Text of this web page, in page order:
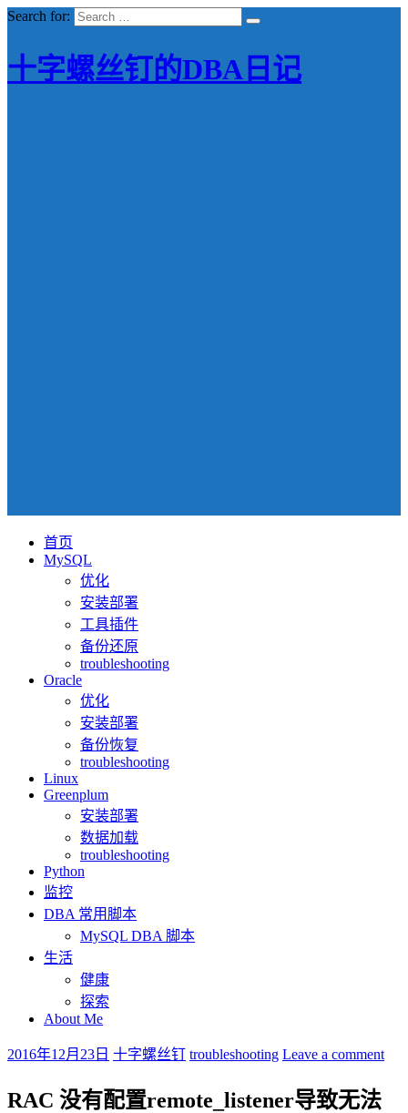
Search for:
十字螺丝钉的DBA日记
首页
MySQL
优化
安装部署
工具插件
备份还原
troubleshooting
Oracle
优化
安装部署
备份恢复
troubleshooting
Linux
Greenplum
安装部署
数据加载
troubleshooting
Python
监控
DBA 常用脚本
MySQL DBA 脚本
生活
健康
探索
About Me
2016年12月23日 十字螺丝钉 troubleshooting Leave a comment
RAC 没有配置remote_listener导致无法